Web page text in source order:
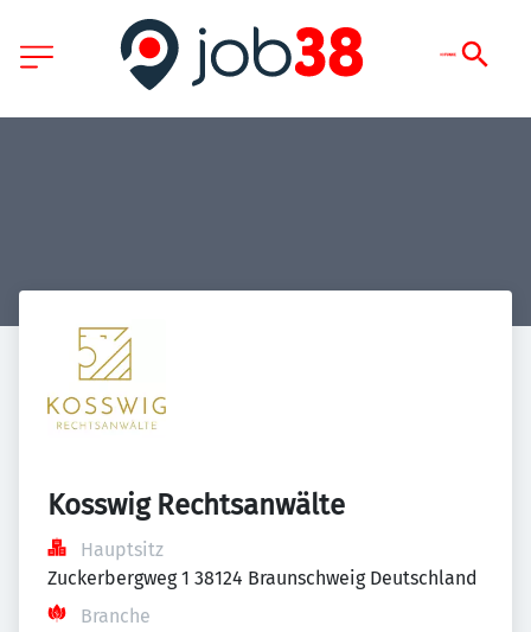
Kosswig Rechtsanwälte
Hauptsitz
Zuckerbergweg 1 38124 Braunschweig Deutschland
Branche